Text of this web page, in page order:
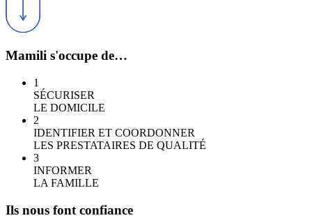
Mamili s'occupe de…
1
SÉCURISER
LE DOMICILE
2
IDENTIFIER ET COORDONNER
LES PRESTATAIRES DE QUALITÉ
3
INFORMER
LA FAMILLE
Ils nous font confiance